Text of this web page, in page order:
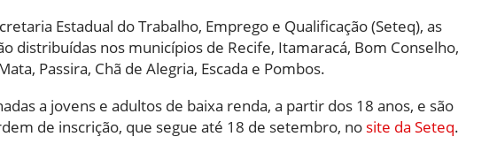
Estadual do Trabalho, Emprego e Qualificação (Seteq), as
distribuídas nos municípios de Recife, Itamaracá, Bom Conselho,
Passira, Chã de Alegria, Escada e Pombos.
a jovens e adultos de baixa renda, a partir dos 18 anos, e são
de inscrição, que segue até 18 de setembro, no site da Seteq.